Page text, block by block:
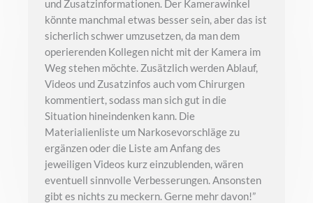
n
5
und Zusatzinformationen. Der Kamerawinkel
könnte manchmal etwas besser sein, aber das ist
sicherlich schwer umzusetzen, da man dem
operierenden Kollegen nicht mit der Kamera im
Weg stehen möchte. Zusätzlich werden Ablauf,
Videos und Zusatzinfos auch vom Chirurgen
kommentiert, sodass man sich gut in die
Situation hineindenken kann. Die
Materialienliste um Narkosevorschläge zu
ergänzen oder die Liste am Anfang des
jeweiligen Videos kurz einzublenden, wären
eventuell sinnvolle Verbesserungen. Ansonsten
gibt es nichts zu meckern. Gerne mehr davon!”